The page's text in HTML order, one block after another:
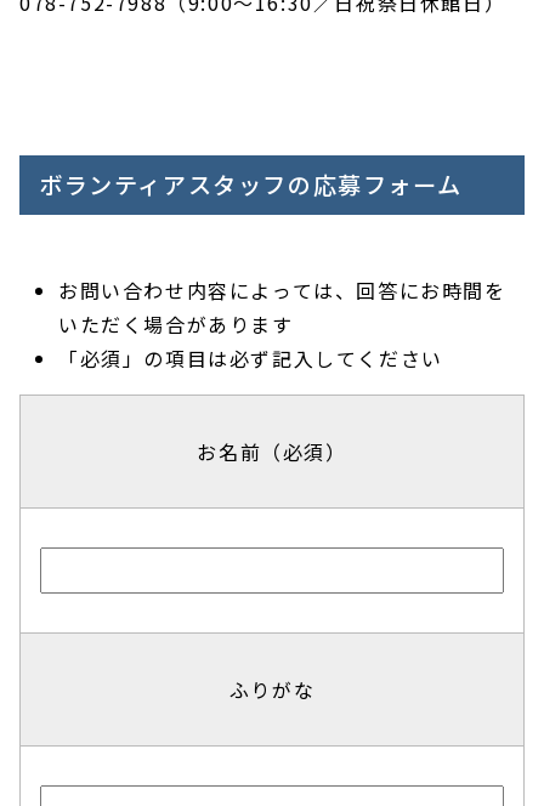
ボランティアスタッフの応募フォーム
お問い合わせ内容によっては、回答にお時間を
いただく場合があります
「必須」の項目は必ず記入してください
お名前（必須）
ふりがな